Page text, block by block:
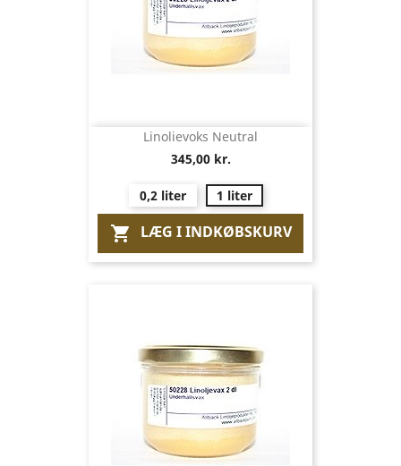
Linolievoks Neutral
345,00 kr.
0,2 liter 1 liter
 LÆG I INDKØBSKURV